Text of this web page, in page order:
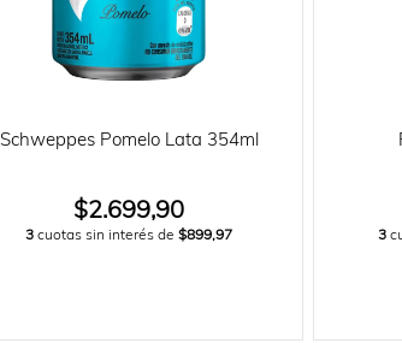
Schweppes Pomelo Lata 354ml
$2.699,90
3 cuotas sin interés de $899,97 3